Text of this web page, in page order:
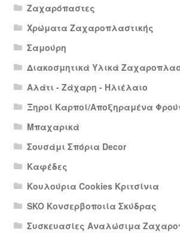
Ζαχαρόπαστες
Χρώματα Ζαχαροπλαστικής
Σαμούρη
Διακοσμητικά Υλικά
Αλάτι - Ζάχαρη - Ηλιέλαιο
Ξηροί Καρποί/Αποξηραμένα
Μπαχαρικά
Σουσάμι Σπόρια Decor
Καφέδες
Κουλούρια Cookies Κριτσίνια
SKO Κονσερβοποιία Σκύδρας
Συσκευασίες Αναλώσιμα